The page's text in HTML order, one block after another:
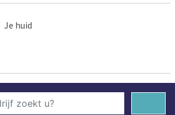
Je huid